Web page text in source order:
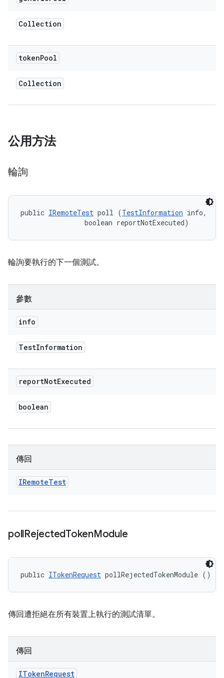
Collection
tokenPool
Collection
公用方法
輪詢
public IRemoteTest poll (TestInformation info,
                boolean reportNotExecuted)
輪詢要執行的下一個測試。
參數
info
TestInformation
reportNotExecuted
boolean
傳回
IRemoteTest
pollRejectedTokenModule
public ITokenRequest pollRejectedTokenModule ()
傳回遭拒絕在所有裝置上執行的測試清單。
傳回
ITokenRequest